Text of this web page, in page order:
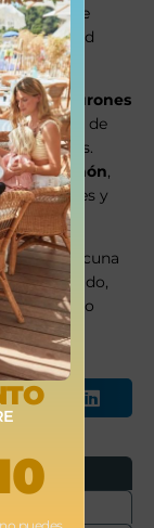
freno, que
estabilidad
dos cinturones
de cama de
largueros.
de colchón,
colchones y
colecho.
haya, la cuna
cuidado,
y diseño